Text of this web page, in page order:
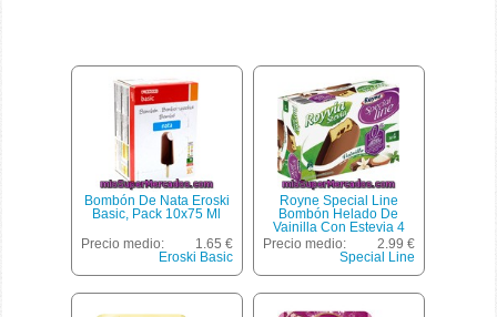
Bombón De Nata Eroski
Basic, Pack 10x75 Ml
Precio medio:
1.65 €
Eroski Basic
Royne Special Line
Bombón Helado De
Vainilla Con Estevia 4
Unidades Estuche 110 Ml
Precio medio:
2.99 €
Special Line